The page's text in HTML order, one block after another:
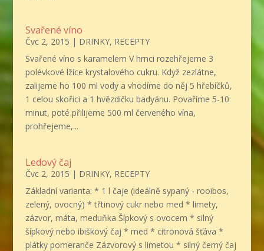
Svařené víno
Čvc 2, 2015 | DRINKY, RECEPTY
Svařené víno s karamelem V hrnci rozehřejeme 3
polévkové lžíce krystalového cukru. Když zezlátne,
zalijeme ho 100 ml vody a vhodíme do něj 5 hřebíčků,
1 celou skořici a 1 hvězdičku badyánu. Povaříme 5-10
minut, poté přilijeme 500 ml červeného vína,
prohřejeme,...
Ledový čaj
Čvc 2, 2015 | DRINKY, RECEPTY
Základní varianta: * 1 l čaje (ideálně sypaný - rooibos,
zelený, ovocný) * třtinový cukr nebo med * limety,
zázvor, máta, meduňka Šípkový s ovocem * silný
šípkový nebo ibiškový čaj * med * citronová šťáva *
plátky pomeranče Zázvorový s limetou * silný černý čaj